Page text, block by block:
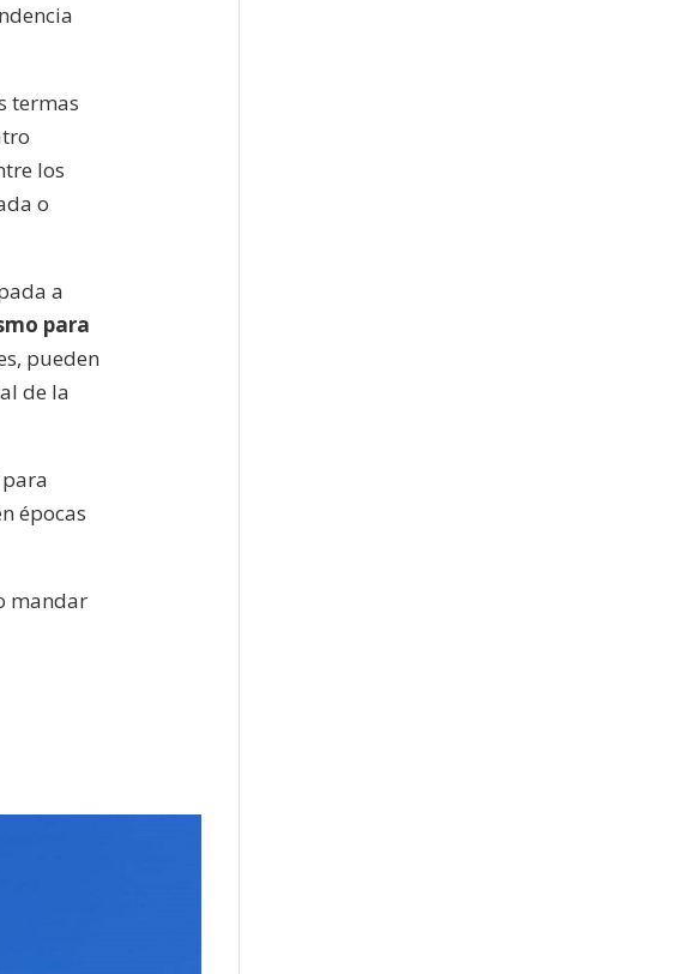
termas
los
o
a
para
pueden
de la
para
épocas
mandar